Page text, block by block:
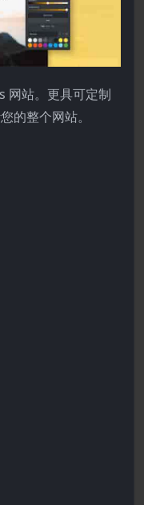
网站。更具可定制
的整个网站。